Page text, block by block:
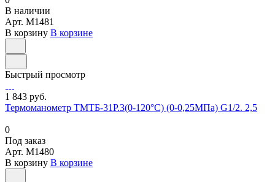
В наличии
Арт. M1481
В корзину В корзине
Быстрый просмотр
1 843 руб.
Термоманометр ТМТБ-31Р.3(0-120°С) (0-0,25МПа) G1/2. 2,5
0
Под заказ
Арт. M1480
В корзину В корзине